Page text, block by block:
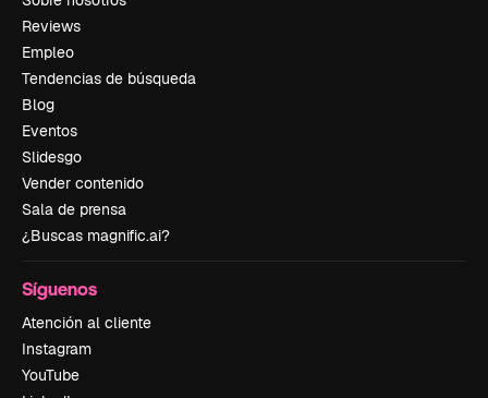
Reviews
Empleo
Tendencias de búsqueda
Blog
Eventos
Slidesgo
Vender contenido
Sala de prensa
¿Buscas magnific.ai?
Síguenos
Atención al cliente
Instagram
YouTube